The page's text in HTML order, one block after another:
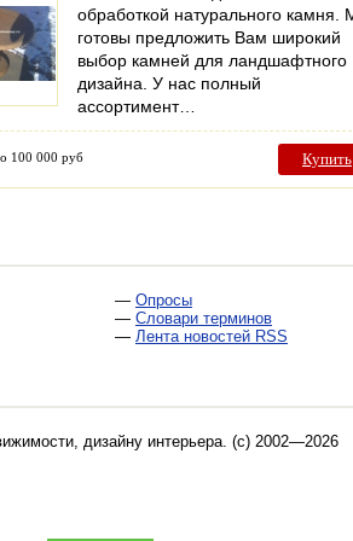
обработкой натурального камня.
готовы предложить Вам широкий
выбор камней для ландшафтного
дизайна. У нас полный
ассортимент…
100 000 руб Купить
— Опросы
— Словари терминов
— Лента новостей RSS
дизайну интерьера. (c) 2002—2026